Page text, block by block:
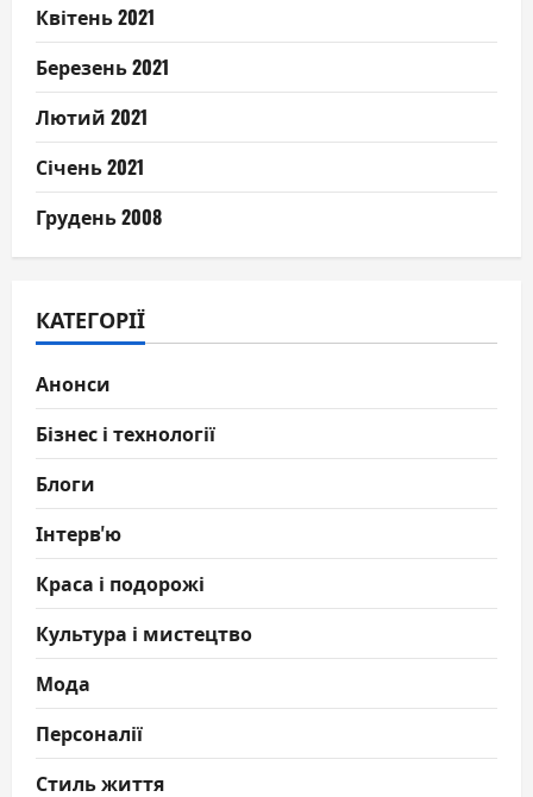
Квітень 2021
Березень 2021
Лютий 2021
Січень 2021
Грудень 2008
КАТЕГОРІЇ
Анонси
Бізнес і технології
Блоги
Інтерв'ю
Краса і подорожі
Культура і мистецтво
Мода
Персоналії
Стиль життя